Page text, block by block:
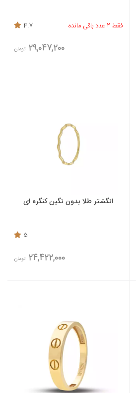
فقط 2 عدد باقی مانده 4.7
29,047,200 تومان
انگشتر طلا بدون نگین کنگره ای
5
24,422,000 تومان